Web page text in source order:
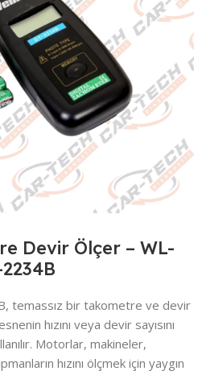
Devir Ölçer – WL-
temassız bir takometre ve devir
hızını veya devir sayısını
Motorlar, makineler,
hızını ölçmek için yaygın